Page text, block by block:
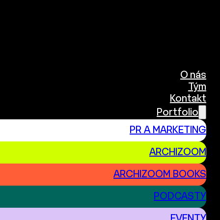
O nás
Tým
Kontakt
Portfolio
PR A MARKETING
ARCHIZOOM
ARCHIZOOM BOOKS
PODCASTY